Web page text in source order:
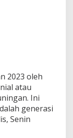
2023 oleh
atau
Ini
generasi
Senin